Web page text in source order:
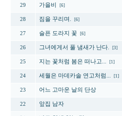
29 가을비 [6]
28 짐을 꾸리며. [6]
27 슬픈 도라지 꽃 [6]
26 그녀에게서 풀 냄새가 난다. [3]
25 지는 꽃처럼 봄은 떠나고... [1]
24 세월은 마데카솔 연고처럼... [1]
23 어느 고마운 날의 단상
22 앞집 남자